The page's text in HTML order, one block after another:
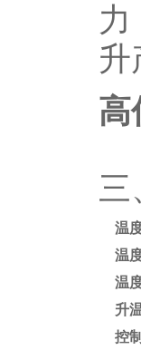
升
高
三
温
温
温
升
控